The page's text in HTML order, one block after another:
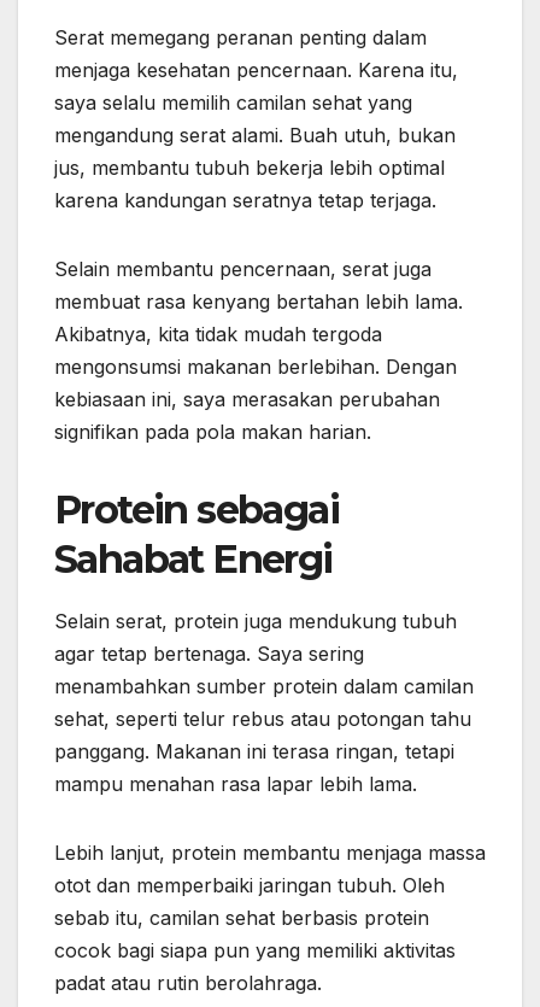
Serat memegang peranan penting dalam
menjaga kesehatan pencernaan. Karena itu,
saya selalu memilih camilan sehat yang
mengandung serat alami. Buah utuh, bukan
jus, membantu tubuh bekerja lebih optimal
karena kandungan seratnya tetap terjaga.
Selain membantu pencernaan, serat juga
membuat rasa kenyang bertahan lebih lama.
Akibatnya, kita tidak mudah tergoda
mengonsumsi makanan berlebihan. Dengan
kebiasaan ini, saya merasakan perubahan
signifikan pada pola makan harian.
Protein sebagai
Sahabat Energi
Selain serat, protein juga mendukung tubuh
agar tetap bertenaga. Saya sering
menambahkan sumber protein dalam camilan
sehat, seperti telur rebus atau potongan tahu
panggang. Makanan ini terasa ringan, tetapi
mampu menahan rasa lapar lebih lama.
Lebih lanjut, protein membantu menjaga massa
otot dan memperbaiki jaringan tubuh. Oleh
sebab itu, camilan sehat berbasis protein
cocok bagi siapa pun yang memiliki aktivitas
padat atau rutin berolahraga.